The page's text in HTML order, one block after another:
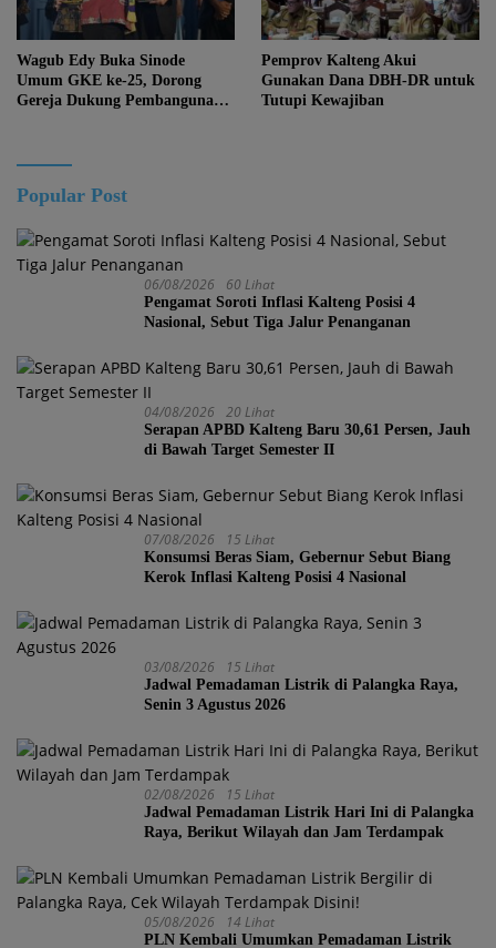
Wagub Edy Buka Sinode
Umum GKE ke-25, Dorong
Gereja Dukung Pembangunan
Pemprov Kalteng Akui
Gunakan Dana DBH-DR untuk
Tutupi Kewajiban
Popular Post
06/08/2026 60 Lihat
Pengamat Soroti Inflasi Kalteng Posisi 4
Nasional, Sebut Tiga Jalur Penanganan
04/08/2026 20 Lihat
Serapan APBD Kalteng Baru 30,61 Persen, Jauh
di Bawah Target Semester II
07/08/2026 15 Lihat
Konsumsi Beras Siam, Gebernur Sebut Biang
Kerok Inflasi Kalteng Posisi 4 Nasional
03/08/2026 15 Lihat
Jadwal Pemadaman Listrik di Palangka Raya,
Senin 3 Agustus 2026
02/08/2026 15 Lihat
Jadwal Pemadaman Listrik Hari Ini di Palangka
Raya, Berikut Wilayah dan Jam Terdampak
05/08/2026 14 Lihat
PLN Kembali Umumkan Pemadaman Listrik